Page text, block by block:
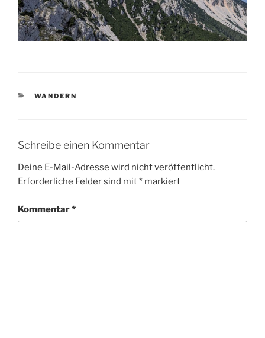
KATEGORIEN
WANDERN
Schreibe einen Kommentar
Deine E-Mail-Adresse wird nicht veröffentlicht.
Erforderliche Felder sind mit* markiert
Kommentar*